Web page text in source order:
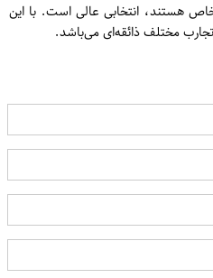
به دنبال تجربه یک قهوه خاص هستند، انتخابی عالی است. با این
مختلف ذائقه‌ای می‌باشد.